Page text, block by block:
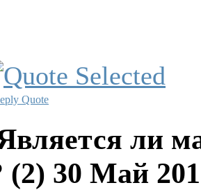
Quote
ли
(2) 30 Май